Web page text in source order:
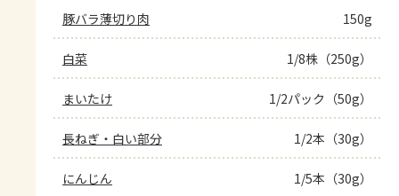
豚バラ薄切り肉 150g
白菜 1/8株（250g）
まいたけ 1/2パック（50g）
長ねぎ・白い部分 1/2本（30g）
にんじん 1/5本（30g）